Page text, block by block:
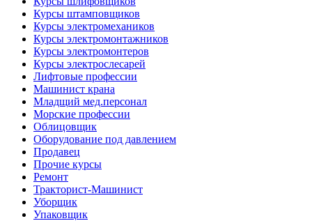
Курсы штамповщиков
Курсы электромехаников
Курсы электромонтажников
Курсы электромонтеров
Курсы электрослесарей
Лифтовые профессии
Машинист крана
Младщий мед.персонал
Морские профессии
Облицовщик
Оборудование под давлением
Продавец
Прочие курсы
Ремонт
Тракторист-Машинист
Уборщик
Упаковщик